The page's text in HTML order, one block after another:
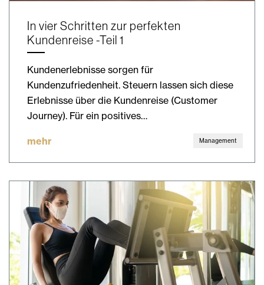
In vier Schritten zur perfekten
Kundenreise -Teil 1
Kundenerlebnisse sorgen für
Kundenzufriedenheit. Steuern lassen sich diese
Erlebnisse über die Kundenreise (Customer
Journey). Für ein positives…
mehr Management